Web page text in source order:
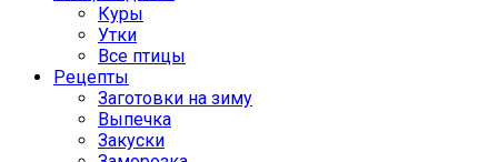
Куры
Утки
Все птицы
Рецепты
Заготовки на зиму
Выпечка
Закуски